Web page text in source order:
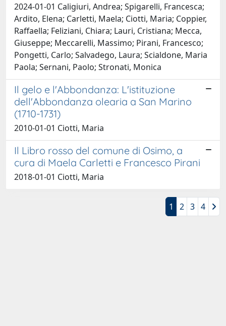
2024-01-01 Caligiuri, Andrea; Spigarelli, Francesca;
Ardito, Elena; Carletti, Maela; Ciotti, Maria; Coppier,
Raffaella; Feliziani, Chiara; Lauri, Cristiana; Mecca,
Giuseppe; Meccarelli, Massimo; Pirani, Francesco;
Pongetti, Carlo; Salvadego, Laura; Scialdone, Maria
Paola; Sernani, Paolo; Stronati, Monica
Il gelo e l'Abbondanza: L'istituzione
dell'Abbondanza olearia a San Marino
(1710-1731)
2010-01-01 Ciotti, Maria
Il Libro rosso del comune di Osimo, a
cura di Maela Carletti e Francesco Pirani
2018-01-01 Ciotti, Maria
1 2 3 4